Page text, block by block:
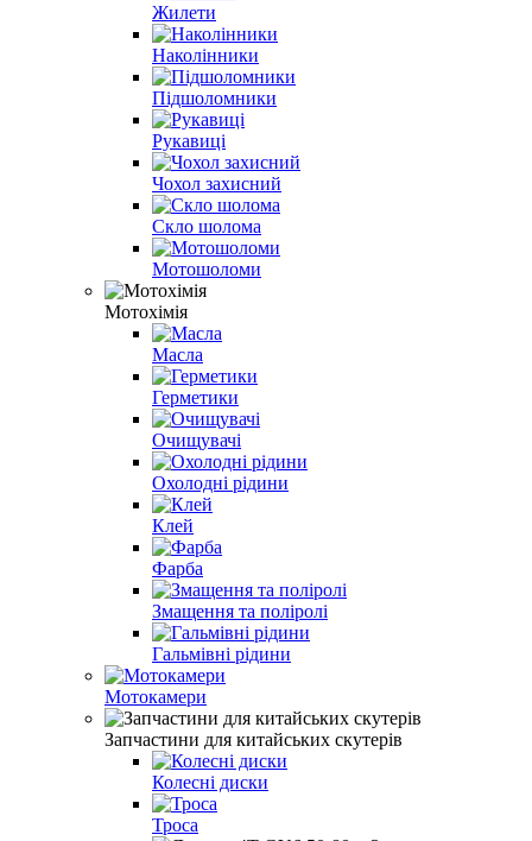
Жилети
Наколінники
Підшоломники
Рукавиці
Чохол захисний
Скло шолома
Мотошоломи
Мотохімія
Масла
Герметики
Очищувачі
Охолодні рідини
Клей
Фарба
Змащення та поліролі
Гальмівні рідини
Мотокамери
Запчастини для китайських скутерів
Колесні диски
Троса